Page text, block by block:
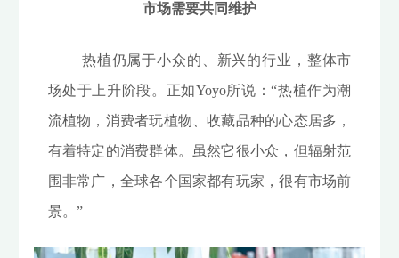
市场需要共同维护
热植仍属于小众的、新兴的行业，整体市
场处于上升阶段。正如Yoyo所说：“热植作为潮
流植物，消费者玩植物、收藏品种的心态居多，
有着特定的消费群体。虽然它很小众，但辐射范
围非常广，全球各个国家都有玩家，很有市场前
景。”